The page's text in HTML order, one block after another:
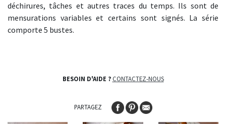
déchirures, tâches et autres traces du temps. Ils sont de
mensurations variables et certains sont signés. La série
comporte 5 bustes.
BESOIN D'AIDE ? CONTACTEZ-NOUS
PARTAGEZ